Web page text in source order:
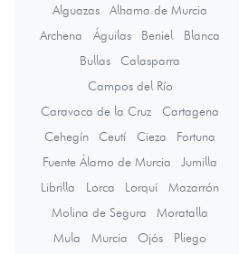
Alguazas
Alhama de Murcia
Archena
Águilas Beniel
Blanca
Bullas
Calasparra
Campos del Río
Caravaca de la Cruz
Cartagena
Cehegín
Ceutí Cieza
Fortuna
Fuente Álamo de Murcia
Jumilla
Librilla
Lorca Lorquí
Mazarrón
Molina de Segura
Moratalla
Mula
Murcia Ojós
Pliego